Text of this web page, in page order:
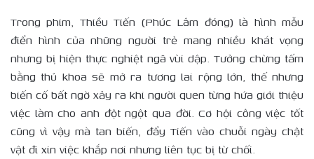
Trong phim, Thiều Tiến (Phúc Lâm đóng) là hình mẫu
điển hình của những người trẻ mang nhiều khát vọng
nhưng bị hiện thực nghiệt ngã vùi dập. Tưởng chừng tấm
bằng thủ khoa sẽ mở ra tương lai rộng lớn, thế nhưng
biến cố bất ngờ xảy ra khi người quen từng hứa giới thiệu
việc làm cho anh đột ngột qua đời. Cơ hội công việc tốt
cũng vì vậy mà tan biến, đẩy Tiến vào chuỗi ngày chật
vật đi xin việc khắp nơi nhưng liên tục bị từ chối.